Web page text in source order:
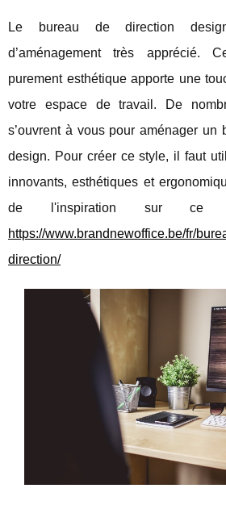
Le bureau de direction
d’aménagement très apprécié.
purement esthétique apporte une
votre espace de travail. De
s’ouvrent à vous pour aménager un
design. Pour créer ce style, il faut
innovants, esthétiques et
de l'inspiration sur
https://www.brandnewoffice.be/fr/
direction/